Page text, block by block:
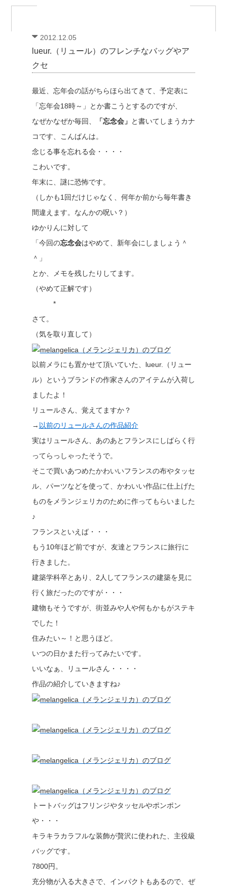
2012.12.05
lueur.（リュール）のフレンチなバッグやア
クセ
最近、忘年会の話がちらほら出てきて、予定表に
「忘年会18時～」とか書こうとするのですが、
なぜかなぜか毎回、
「忘念会」 と書いてしまうカナ
コです、こんばんは。
念じる事を忘れる会・・・・
こわいです。
年末に、謎に恐怖です。
（しかも1回だけじゃなく、何年か前から毎年書き
間違えます。なんかの呪い？）
ゆかりんに対して
「今回の忘念会はやめて、新年会にしましょう＾
＾」
とか、メモを残したりしてます。
（やめて正解です）
*
さて。
（気を取り直して）
以前メラにも置かせて頂いていた、lueur.（リュー
ル）というブランドの作家さんのアイテムが入荷し
ましたよ！
リュールさん、覚えてますか？
→ 以前のリュールさんの作品紹介
実はリュールさん、あのあとフランスにしばらく行
ってらっしゃったそうで。
そこで買いあつめたかわいいフランスの布やタッセ
ル、パーツなどを使って、かわいい作品に仕上げた
ものをメランジェリカのために作ってもらいました
♪
フランスといえば・・・
もう10年ほど前ですが、友達とフランスに旅行に
行きました。
建築学科卒とあり、2人してフランスの建築を見に
行く旅だったのですが・・・
建物もそうですが、街並みや人や何もかもがステキ
でした！
住みたい～！と思うほど。
いつの日かまた行ってみたいです。
いいなぁ、リュールさん・・・・
作品の紹介していきますね♪
トートバッグはフリンジやタッセルやポンポン
や・・・
キラキラカラフルな装飾が贅沢に使われた、主役級
バッグです。
7800円。
充分物が入る大きさで、インパクトもあるので、ぜ